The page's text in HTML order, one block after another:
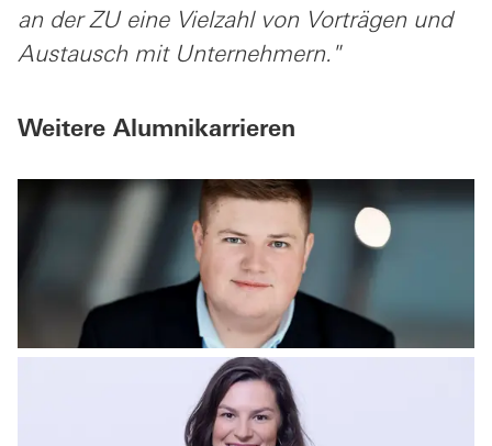
an der ZU eine Vielzahl von Vorträgen und
Austausch mit Unternehmern."
Weitere Alumnikarrieren